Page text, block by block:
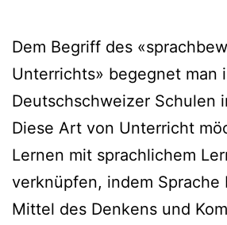
Dem Begriff des
Unterrichts» begegnet man
Deutschschweizer Schulen
Diese Art von Unterricht
Lernen mit sprachlichem
verknüpfen, indem Sprache
Mittel des Denkens und